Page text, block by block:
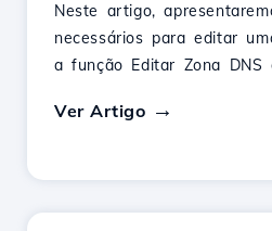
Neste artigo,
necessários para editar
a função Editar Zona DNS
Ver Artigo